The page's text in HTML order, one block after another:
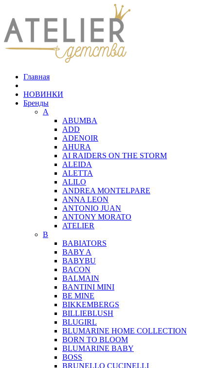
Главная
НОВИНКИ
Бренды
A
ABUMBA
ADD
ADENOIR
AHURA
AI RAIDERS ON THE STORM
ALEIDA
ALETTA
ALILO
ANDREA MONTELPARE
ANNA LEON
ANTONIO JUAN
ANTONY MORATO
ATELIER
B
BABIATORS
BABY A
BABYBU
BACON
BALMAIN
BANTINI MINI
BE MINE
BIKKEMBERGS
BILLIEBLUSH
BLUGIRL
BLUMARINE HOME COLLECTION
BORN TO BLOOM
BLUMARINE BABY
BOSS
BRUNELLO CUCINELLI